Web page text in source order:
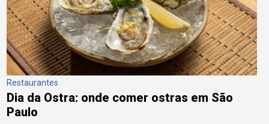
Restaurantes
Dia da Ostra: onde comer ostras em São
Paulo